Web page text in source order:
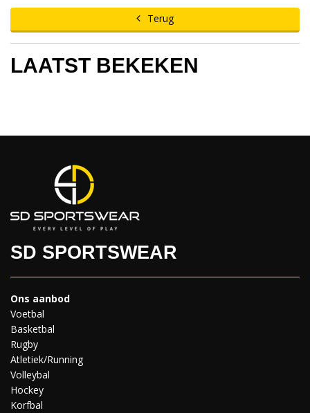
Maten: 5XS-4XL.
Terug
LAATST BEKEKEN
SD SPORTSWEAR
Ons aanbod
Voetbal
Basketbal
Rugby
Atletiek/Running
Volleybal
Hockey
Korfbal